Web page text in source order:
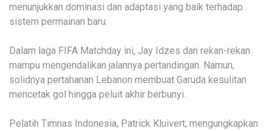
menunjukkan dominasi dan adaptasi yang baik terhadap
sistem permainan baru.
Dalam laga FIFA Matchday ini, Jay Idzes dan rekan-rekan
mampu mengendalikan jalannya pertandingan. Namun,
solidnya pertahanan Lebanon membuat Garuda kesulitan
mencetak gol hingga peluit akhir berbunyi.
Pelatih Timnas Indonesia, Patrick Kluivert, mengungkapkan